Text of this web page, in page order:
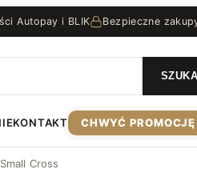
Autopay i BLIK Bezpieczne
KONTAKT CHWYĆ PROMOCJĘ
Cross